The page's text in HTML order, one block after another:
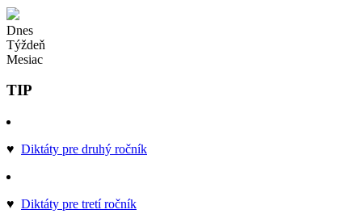
Dnes
Týždeň
Mesiac
TIP
♥ Diktáty pre druhý ročník
♥ Diktáty pre tretí ročník